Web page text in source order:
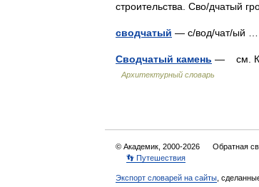
строительства. Сво/дчатый
сводчатый — с/вод/чат/ый
Сводчатый камень — см.
Архитектурный словарь
© Академик, 2000-2026 Обратная
👣 Путешествия
Экспорт словарей на сайты ,